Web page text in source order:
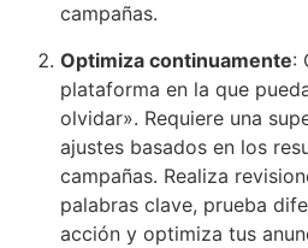
campañas.
Optimiza continuamente:
plataforma en la que
olvidar». Requiere una
ajustes basados en los
campañas. Realiza
palabras clave, prueba
acción y optimiza tus